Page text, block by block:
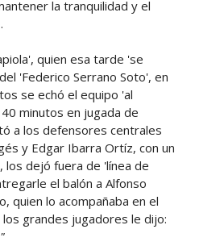
la tranquilidad y el
quien esa tarde 'se
'Federico Serrano Soto', en
se echó el equipo 'al
minutos en jugada de
a los defensores centrales
y Edgar Ibarra Ortíz, con un
los dejó fuera de 'línea de
el balón a Alfonso
quien lo acompañaba en el
los grandes jugadores le dijo: